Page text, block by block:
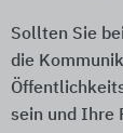
Sollten Sie
die
sein und Ihre